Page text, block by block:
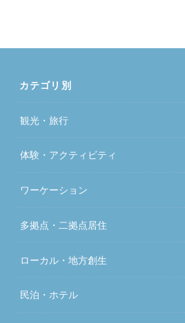
カテゴリ別
観光・旅行
体験・アクティビティ
ワーケーション
多拠点・二拠点居住
ローカル・地方創生
民泊・ホテル